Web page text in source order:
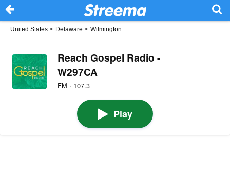
United States > Delaware > Wilmington
Reach Gospel Radio -
W297CA
FM · 107.3
Play